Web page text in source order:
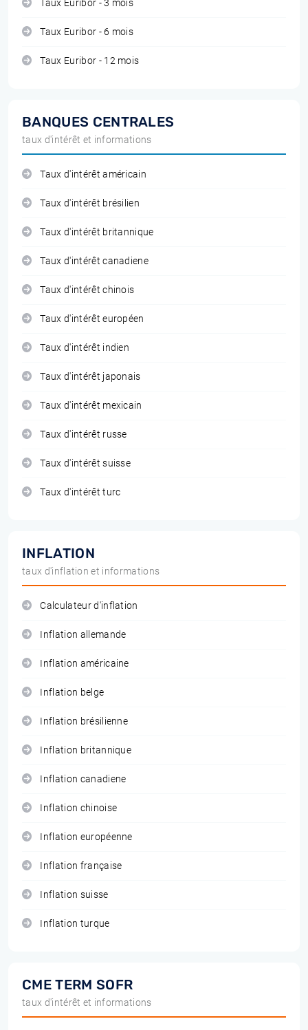
Taux Euribor - 3 mois
Taux Euribor - 6 mois
Taux Euribor - 12 mois
BANQUES CENTRALES
taux d'intérêt et informations
Taux d'intérêt américain
Taux d'intérêt brésilien
Taux d'intérêt britannique
Taux d'intérêt canadiene
Taux d'intérêt chinois
Taux d'intérêt européen
Taux d'intérêt indien
Taux d'intérêt japonais
Taux d'intérêt mexicain
Taux d'intérêt russe
Taux d'intérêt suisse
Taux d'intérêt turc
INFLATION
taux d'inflation et informations
Calculateur d'inflation
Inflation allemande
Inflation américaine
Inflation belge
Inflation brésilienne
Inflation britannique
Inflation canadiene
Inflation chinoise
Inflation européenne
Inflation française
Inflation suisse
Inflation turque
CME TERM SOFR
taux d'intérêt et informations